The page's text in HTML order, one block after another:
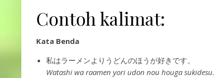
Contoh kalimat:
Kata Benda
私はラーメンよりうどんのほうが好きです。
Watashi wa raamen yori udon nou houga sukidesu.